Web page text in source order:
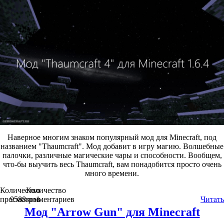
Наверное многим знаком популярный мод для Minecraft, под
названием "Thaumcraft". Мод добавит в игру магию. Волшебные
палочки, различные магические чары и способности. Вообщем,
что-бы выучить весь Thaumcraft, вам понадобится просто очень
много времени.
Количество
просмотров
9588
Количество
комментариев
1 Читать
Мод "Arrow Gun" для Minecraft